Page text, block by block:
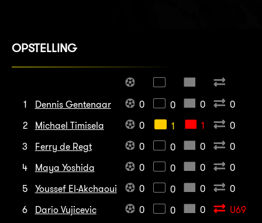
OPSTELLING
1 Dennis Gentenaar 0 0 0
0
2
Michael Timisela 0 1 1
0
3
Ferry de Regt 0 0 0
0
4
Maya Yoshida 0 0 0
0
5
Youssef El-Akchaoui 0 0 0
0
6
Dario Vujicevic 0 0 0
U69